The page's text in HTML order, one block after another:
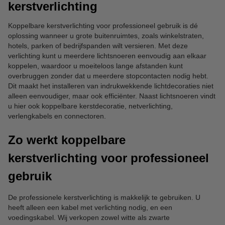
kerstverlichting
Koppelbare kerstverlichting voor professioneel gebruik is dé
oplossing wanneer u grote buitenruimtes, zoals winkelstraten,
hotels, parken of bedrijfspanden wilt versieren. Met deze
verlichting kunt u meerdere lichtsnoeren eenvoudig aan elkaar
koppelen, waardoor u moeiteloos lange afstanden kunt
overbruggen zonder dat u meerdere stopcontacten nodig hebt.
Dit maakt het installeren van indrukwekkende lichtdecoraties niet
alleen eenvoudiger, maar ook efficiënter. Naast lichtsnoeren vindt
u hier ook koppelbare kerstdecoratie, netverlichting,
verlengkabels en connectoren.
Zo werkt koppelbare
kerstverlichting voor professioneel
gebruik
De professionele kerstverlichting is makkelijk te gebruiken. U
heeft alleen een kabel met verlichting nodig, en een
voedingskabel. Wij verkopen zowel witte als zwarte